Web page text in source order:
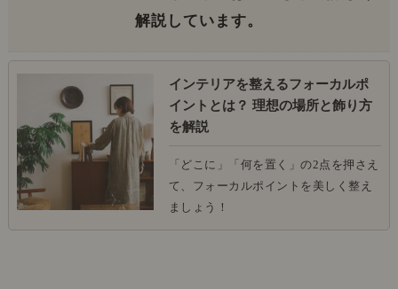
解説しています。
インテリアを整えるフォーカルポ
イントとは？ 理想の場所と飾り方
を解説
「どこに」「何を置く」の2点を押さえ
て、フォーカルポイントを美しく整え
ましょう！